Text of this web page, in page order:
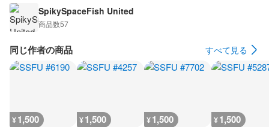
SpikySpaceFish United
商品数57
同じ作者の商品 すべて見る
¥1,500 ¥1,500 ¥1,500 ¥1,500